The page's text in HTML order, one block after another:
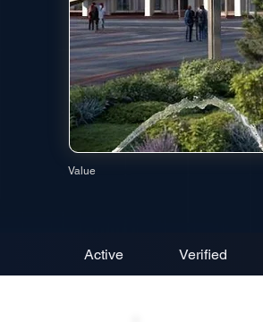
Value
Active Verified